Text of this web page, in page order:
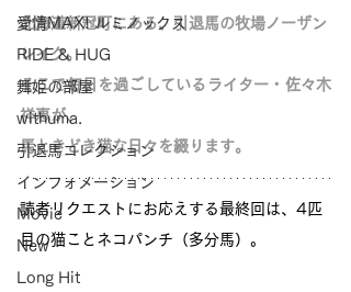
愛情MAX! ルミノックス
RIDE & HUG
舞姫の部屋
withuma.
引退馬コレクション
インフォメーション
Movie
New
Long Hit
北海道新冠町にある、引退馬の牧場ノーザン
レイク。
そこで毎日を過ごしているライター・佐々木
祥恵が、
馬ときどき猫な日々を綴ります。
読者リクエストにお応えする最終回は、4匹
目の猫ことネコパンチ（多分馬）。